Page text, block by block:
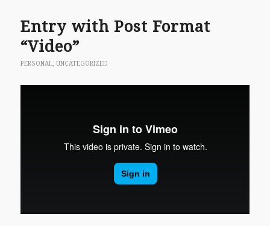
Entry with Post Format
“Video”
PERSONAL, UNCATEGORIZED